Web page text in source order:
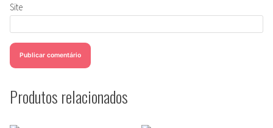
Site
Produtos relacionados